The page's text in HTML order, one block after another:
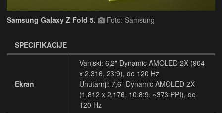
Samsung Galaxy Z Fold 5. Foto: Samsung
SPECIFIKACIJE
Ekran
Vanjski: 6,2" Dynamic AMOLED 2X (904
x 2.316, 23:9), do 120 Hz
Unutarnji: 7,6" Dynamic AMOLED 2X
(1.812 x 2.176, 10.8:9, ~373 PPI), do
120 Hz